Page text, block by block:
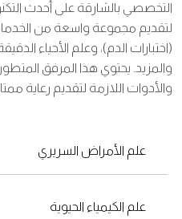
التخصصي بالشارقة على أحدث
لتقديم مجموعة واسعة من
(اختبارات الدم)، وعلم الأحياء
والمزيد. يحتوي هذا المرفق
والأدوات اللازمة لتقديم رعاية
علم الأمراض السريري
علم الكيمياء الحيوية